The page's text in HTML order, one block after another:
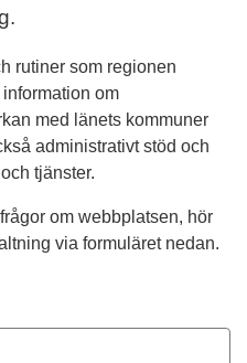
rutiner som regionen
om
med länets kommuner
administrativt stöd och
tjänster.
om webbplatsen, hör
via formuläret nedan.